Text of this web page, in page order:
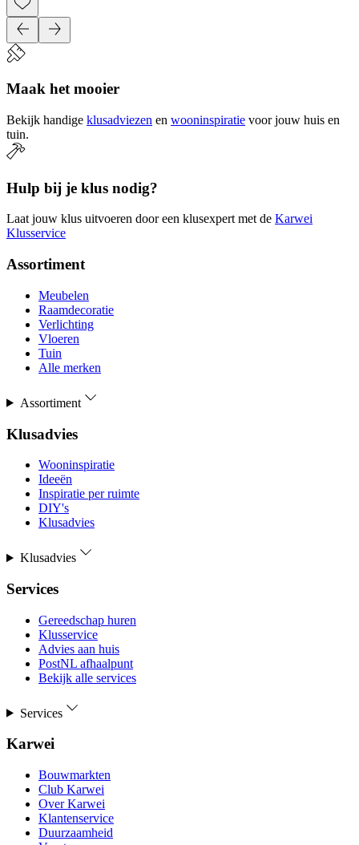
Maak het mooier
Bekijk handige klusadviezen en wooninspiratie voor jouw huis en
tuin.
Hulp bij je klus nodig?
Laat jouw klus uitvoeren door een klusexpert met de Karwei
Klusservice
Assortiment
Meubelen
Raamdecoratie
Verlichting
Vloeren
Tuin
Alle merken
Assortiment
Klusadvies
Wooninspiratie
Ideeën
Inspiratie per ruimte
DIY's
Klusadvies
Klusadvies
Services
Gereedschap huren
Klusservice
Advies aan huis
PostNL afhaalpunt
Bekijk alle services
Services
Karwei
Bouwmarkten
Club Karwei
Over Karwei
Klantenservice
Duurzaamheid